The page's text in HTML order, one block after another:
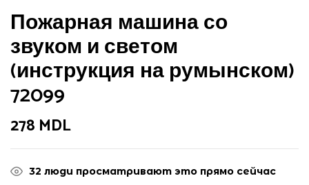
Пожарная машина со
звуком и светом
(инструкция на румынском)
72099
278 MDL
32 люди просматривают это прямо сейчас